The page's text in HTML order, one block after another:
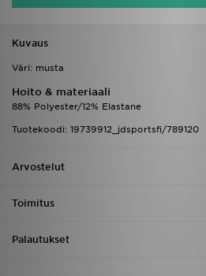
Kuvaus
Väri: musta
Hoito & materiaali
88% Polyester/12% Elastane
Tuotekoodi: 19739912_jdsportsfi/789120
Arvostelut
Toimitus
Palautukset